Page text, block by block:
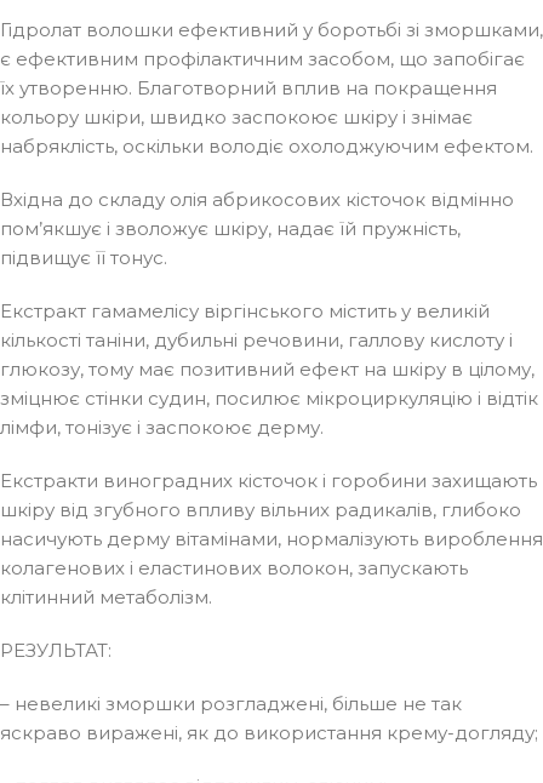
Гідролат волошки ефективний у боротьбі зі зморшками,
є ефективним профілактичним засобом, що запобігає
їх утворенню. Благотворний вплив на покращення
кольору шкіри, швидко заспокоює шкіру і знімає
набряклість, оскільки володіє охолоджуючим ефектом.
Вхідна до складу олія абрикосових кісточок відмінно
пом’якшує і зволожує шкіру, надає їй пружність,
підвищує її тонус.
Екстракт гамамелісу віргінського містить у великій
кількості таніни, дубильні речовини, галлову кислоту і
глюкозу, тому має позитивний ефект на шкіру в цілому,
зміцнює стінки судин, посилює мікроциркуляцію і відтік
лімфи, тонізує і заспокоює дерму.
Екстракти виноградних кісточок і горобини захищають
шкіру від згубного впливу вільних радикалів, глибоко
насичують дерму вітамінами, нормалізують вироблення
колагенових і еластинових волокон, запускають
клітинний метаболізм.
РЕЗУЛЬТАТ:
– невеликі зморшки розгладжені, більше не так
яскраво виражені, як до використання крему-догляду;